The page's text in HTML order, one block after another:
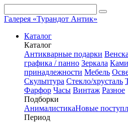
Галерея «Турандот Антик»
Каталог
Каталог
Антикварные подарки
графика / панно Зеркала
принадлежности Мебель
Скульптура Стекло/хрусталь
Фарфор Часы Винтаж Разное
Подборки
АнималистикаНовые
Период